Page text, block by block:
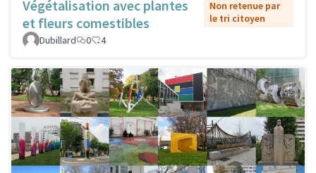
Végétalisation avec plantes
et fleurs comestibles
Non retenue par
le tri citoyen
Dubillard
0 4